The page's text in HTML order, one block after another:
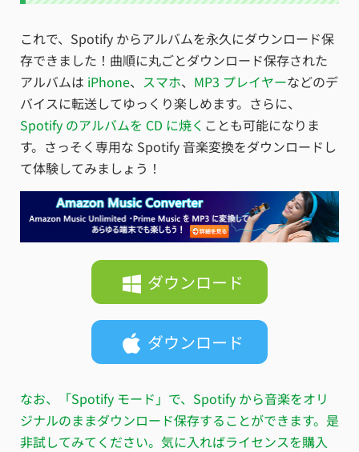
これで、Spotify からアルバムを永久にダウンロード保
存できました！曲順に丸ごとダウンロード保存された
アルバムは iPhone、 スマホ、 MP3 プレイヤーなどのデ
バイスに転送してゆっくり楽しめます。さらに、
Spotify のアルバムを CD に焼く ことも可能になりま
す。さっそく専用な Spotify 音楽変換をダウンロードし
て体験してみましょう！
ダウンロード
ダウンロード
なお、「Spotify モード」で、Spotify から音楽をオリ
ジナルのままダウンロード保存することができます。是
非試してみてください。気に入ればライセンスを購入